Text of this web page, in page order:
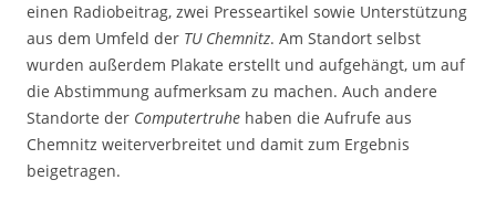
einen Radiobeitrag, zwei Presseartikel sowie Unterstützung
aus dem Umfeld der TU Chemnitz. Am Standort selbst
wurden außerdem Plakate erstellt und aufgehängt, um auf
die Abstimmung aufmerksam zu machen. Auch andere
Standorte der Computertruhe haben die Aufrufe aus
Chemnitz weiterverbreitet und damit zum Ergebnis
beigetragen.